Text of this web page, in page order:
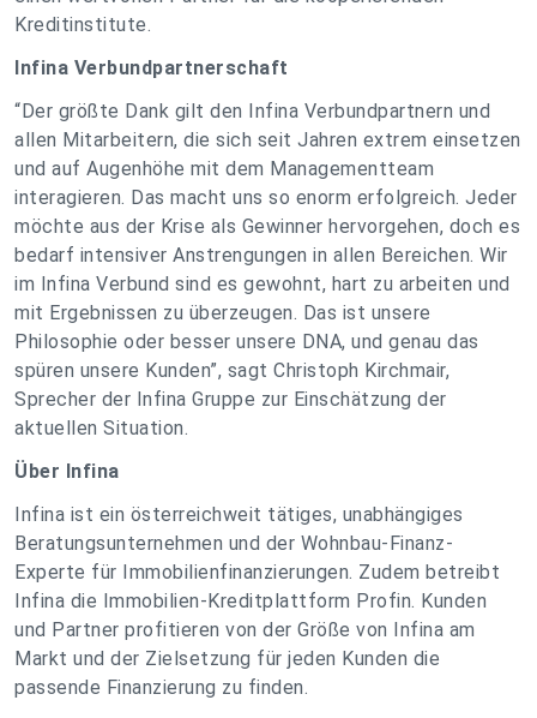
Kreditinstitute.
Infina Verbundpartnerschaft
“Der größte Dank gilt den Infina Verbundpartnern und
allen Mitarbeitern, die sich seit Jahren extrem einsetzen
und auf Augenhöhe mit dem Managementteam
interagieren. Das macht uns so enorm erfolgreich. Jeder
möchte aus der Krise als Gewinner hervorgehen, doch es
bedarf intensiver Anstrengungen in allen Bereichen. Wir
im Infina Verbund sind es gewohnt, hart zu arbeiten und
mit Ergebnissen zu überzeugen. Das ist unsere
Philosophie oder besser unsere DNA, und genau das
spüren unsere Kunden”, sagt Christoph Kirchmair,
Sprecher der Infina Gruppe zur Einschätzung der
aktuellen Situation.
Über Infina
Infina ist ein österreichweit tätiges, unabhängiges
Beratungsunternehmen und der Wohnbau-Finanz-
Experte für Immobilienfinanzierungen. Zudem betreibt
Infina die Immobilien-Kreditplattform Profin. Kunden
und Partner profitieren von der Größe von Infina am
Markt und der Zielsetzung für jeden Kunden die
passende Finanzierung zu finden.